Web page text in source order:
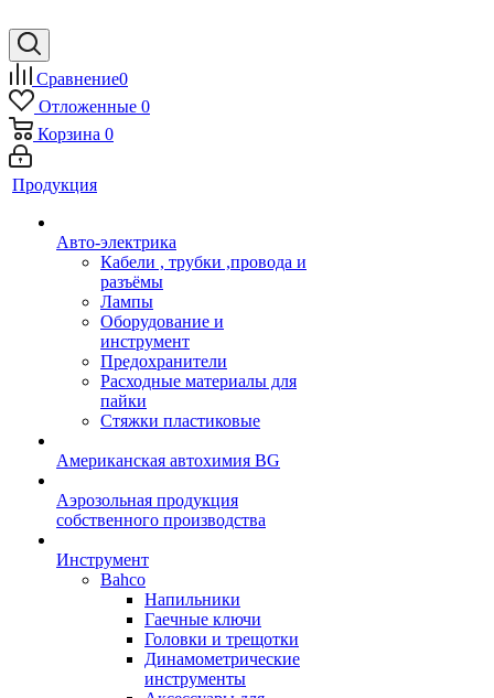
Сравнение0
Отложенные 0
Корзина 0
Продукция
Авто-электрика
Кабели , трубки ,провода и
разъёмы
Лампы
Оборудование и
инструмент
Предохранители
Расходные материалы для
пайки
Стяжки пластиковые
Американская автохимия BG
Аэрозольная продукция
собственного производства
Инструмент
Bahco
Напильники
Гаечные ключи
Головки и трещотки
Динамометрические
инструменты